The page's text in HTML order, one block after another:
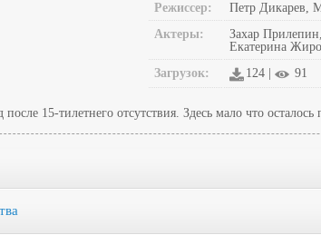
Режиссер:
Петр Дикарев,
Актеры:
Захар
Екатерина
Загрузок:
124 | 91
15-тилетнего отсутствия. Здесь мало что